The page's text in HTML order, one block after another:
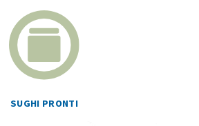
SUGHI PRONTI